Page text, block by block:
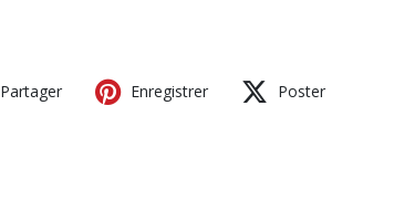
Partager Enregistrer Poster